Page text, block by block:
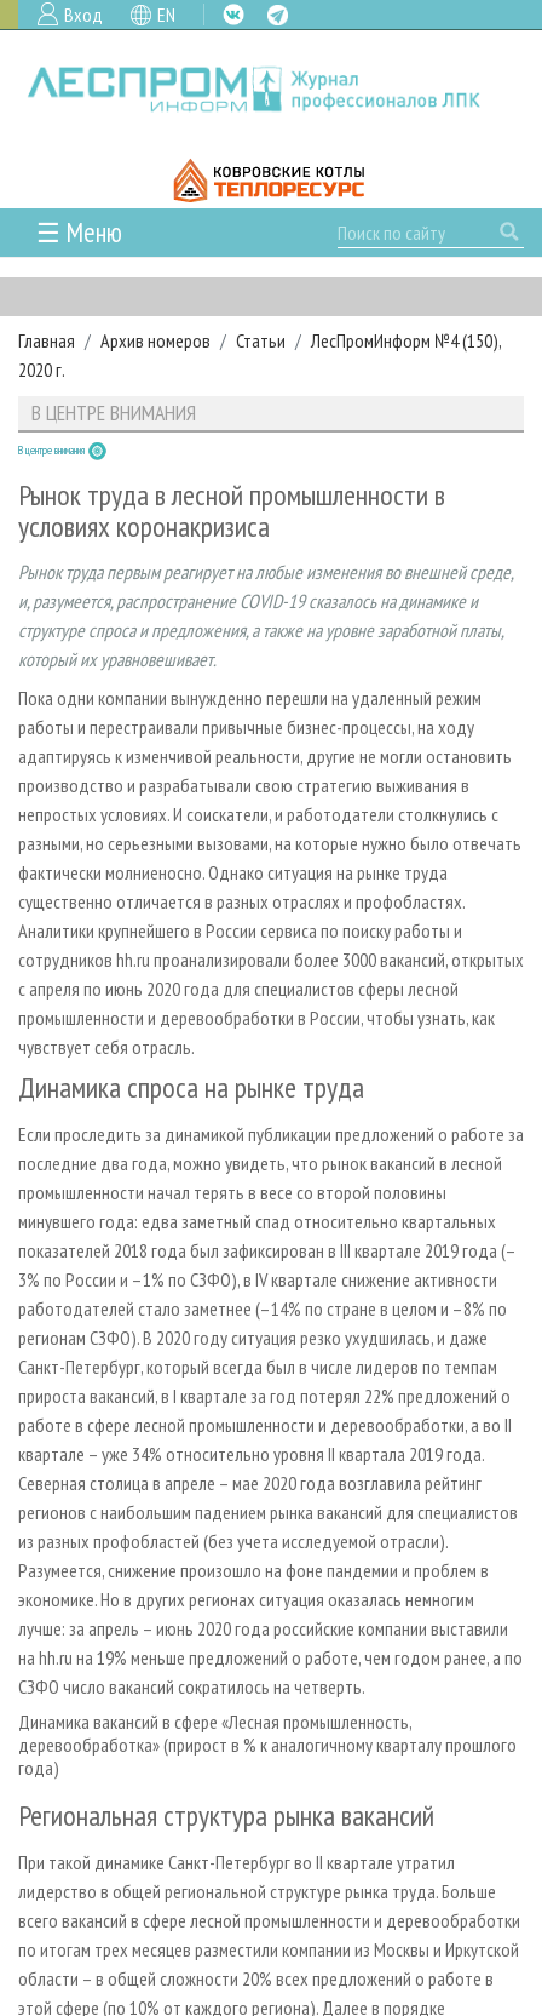
Вход EN
☰ Меню
ГЛАВНАЯ
РУБРИКИ И ТЕМЫ
РУБРИКИ ЖУРНАЛА
ЛЕСОЗАГОТОВКА
ДЕРЕВООБРАБОТКА
ПРОИЗВОДСТВО ДРЕВЕСНЫХ ПЛИТ
ДЕРЕВЯННОЕ ДОМОСТРОЕНИЕ
ПРОИЗВОДСТВО МЕБЕЛИ
БИОЭНЕРГЕТИКА
ЦБП
ИНСТРУМЕНТ И МАТЕРИАЛЫ
НОВОСТИ
НОВОСТИ ЛПК
НОВОСТИ КОМПАНИЙ
ПРОЕКТЫ ЛПИ
АНАЛИТИКА
ЛЕСНЫЕ РЕГИОНЫ РОССИИ
МОБИЛЬНЫЕ ВЫСТАВКИ
ОФИЦИАЛЬНЫЕ ДЕЛЕГАЦИИ
RUSSIAN FORESTRY REVIEW
ГАЗЕТА ЛЕСПРОМФОРУМ
БИБЛИОТЕКА СПЕЦИАЛИСТА
АРХИВ
СТАТЬИ
О ЖУРНАЛЕ
ПОДПИСКА
КОНТАКТЫ
РЕКЛАМОДАТЕЛЯМ
РЕКЛАМА
РЕКЛАМА НА САЙТЕ
Главная Архив номеров Статьи
ЛесПромИнформ №4 (150),
2020 г.
В ЦЕНТРЕ ВНИМАНИЯ
В центре внимания
Рынок труда в лесной промышленности в
условиях коронакризиса
Рынок труда первым реагирует на любые изменения во внешней среде,
и, разумеется, распространение COVID-19 сказалось на динамике и
структуре спроса и предложения, а также на уровне заработной платы,
который их уравновешивает.
Пока одни компании вынужденно перешли на удаленный режим
работы и перестраивали привычные бизнес-процессы, на ходу
адаптируясь к изменчивой реальности, другие не могли остановить
производство и разрабатывали свою стратегию выживания в
непростых условиях. И соискатели, и работодатели столкнулись с
разными, но серьезными вызовами, на которые нужно было отвечать
фактически молниеносно. Однако ситуация на рынке труда
существенно отличается в разных отраслях и профобластях.
Аналитики крупнейшего в России сервиса по поиску работы и
сотрудников hh.ru проанализировали более 3000 вакансий, открытых
с апреля по июнь 2020 года для специалистов сферы лесной
промышленности и деревообработки в России, чтобы узнать, как
чувствует себя отрасль.
Динамика спроса на рынке труда
Если проследить за динамикой публикации предложений о работе за
последние два года, можно увидеть, что рынок вакансий в лесной
промышленности начал терять в весе со второй половины
минувшего года: едва заметный спад относительно квартальных
показателей 2018 года был зафиксирован в III квартале 2019 года (–
3% по России и –1% по СЗФО), в IV квартале снижение активности
работодателей стало заметнее (–14% по стране в целом и –8% по
регионам СЗФО). В 2020 году ситуация резко ухудшилась, и даже
Санкт-Петербург, который всегда был в числе лидеров по темпам
прироста вакансий, в I квартале за год потерял 22% предложений о
работе в сфере лесной промышленности и деревообработки, а во II
квартале – уже 34% относительно уровня II квартала 2019 года.
Северная столица в апреле – мае 2020 года возглавила рейтинг
регионов с наибольшим падением рынка вакансий для специалистов
из разных профобластей (без учета исследуемой отрасли).
Разумеется, снижение произошло на фоне пандемии и проблем в
экономике. Но в других регионах ситуация оказалась немногим
лучше: за апрель – июнь 2020 года российские компании выставили
на hh.ru на 19% меньше предложений о работе, чем годом ранее, а по
СЗФО число вакансий сократилось на четверть.
Динамика вакансий в сфере «Лесная промышленность,
деревообработка» (прирост в % к аналогичному кварталу прошлого
года)
Региональная структура рынка вакансий
При такой динамике Санкт-Петербург во II квартале утратил
лидерство в общей региональной структуре рынка труда. Больше
всего вакансий в сфере лесной промышленности и деревообработки
по итогам трех месяцев разместили компании из Москвы и Иркутской
области – в общей сложности 20% всех предложений о работе в
этой сфере (по 10% от каждого региона). Далее в порядке